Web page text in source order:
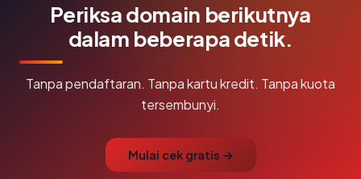
Periksa domain berikutnya
dalam beberapa detik.
Tanpa pendaftaran. Tanpa kartu kredit. Tanpa kuota
tersembunyi.
Mulai cek gratis →